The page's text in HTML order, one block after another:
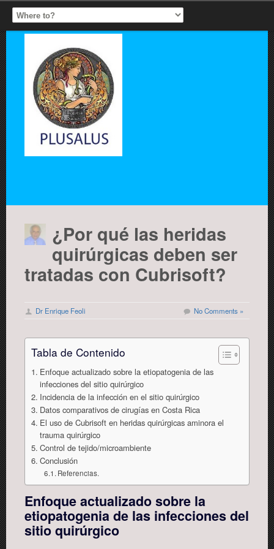
¿Por qué las heridas
quirúrgicas deben ser
tratadas con Cubrisoft?
Dr Enrique Feoli No Comments »
Tabla de Contenido
​​​​Enfoque actualizado sobre la etiopatogenia de las
infecciones del sitio quirúrgico
Incidencia de la infección en el sitio quirúrgico
Datos comparativos de cirugías en Costa Rica
El uso de Cubrisoft en heridas quirúrgicas aminora el
trauma quirúrgico
Control de tejido/microambiente
Conclusión
Referencias.
​​​​Enfoque actualizado sobre la
etiopatogenia de las infecciones del
sitio quirúrgico